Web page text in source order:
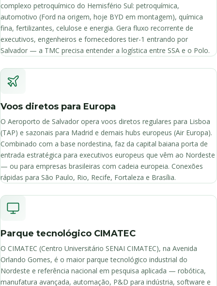
complexo petroquímico do Hemisfério Sul: petroquímica,
automotivo (Ford na origem, hoje BYD em montagem), química
fina, fertilizantes, celulose e energia. Gera fluxo recorrente de
executivos, engenheiros e fornecedores tier-1 entrando por
Salvador — a TMC precisa entender a logística entre SSA e o Polo.
Voos diretos para Europa
O Aeroporto de Salvador opera voos diretos regulares para Lisboa
(TAP) e sazonais para Madrid e demais hubs europeus (Air Europa).
Combinado com a base nordestina, faz da capital baiana porta de
entrada estratégica para executivos europeus que vêm ao Nordeste
— ou para empresas brasileiras com cadeia europeia. Conexões
rápidas para São Paulo, Rio, Recife, Fortaleza e Brasília.
Parque tecnológico CIMATEC
O CIMATEC (Centro Universitário SENAI CIMATEC), na Avenida
Orlando Gomes, é o maior parque tecnológico industrial do
Nordeste e referência nacional em pesquisa aplicada — robótica,
manufatura avançada, automação, P&D para indústria, software e